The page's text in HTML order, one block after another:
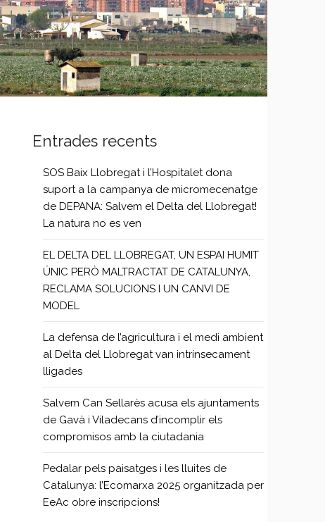
Entrades recents
SOS Baix Llobregat i l’Hospitalet dona
suport a la campanya de micromecenatge
de DEPANA: Salvem el Delta del Llobregat!
La natura no es ven
EL DELTA DEL LLOBREGAT, UN ESPAI HUMIT
ÚNIC PERÒ MALTRACTAT DE CATALUNYA,
RECLAMA SOLUCIONS I UN CANVI DE
MODEL
La defensa de l’agricultura i el medi ambient
al Delta del Llobregat van intrínsecament
lligades
Salvem Can Sellarès acusa els ajuntaments
de Gavà i Viladecans d’incomplir els
compromisos amb la ciutadania
Pedalar pels paisatges i les lluites de
Catalunya: l’Ecomarxa 2025 organitzada per
EeAc obre inscripcions!